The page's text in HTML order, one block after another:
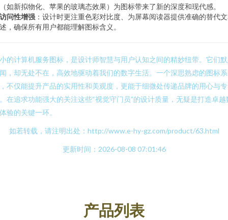
如新拟物化、苹果的玻璃态效果）为图标带来了新的深度和现代感。
问性增强 ：设计时更注重色彩对比度、为屏幕阅读器提供准确的替代
，确保所有用户都能理解图标含义。
的计算机服务图标，是设计师智慧与用户认知之间的精妙纽带。它们
，却无处不在，高效地驱动着我们的数字生活。一个深思熟虑的图标系
不仅能提升产品的实用性和美观度，更能于细微处传递品牌的用心与专
在追求功能强大的关注这些“视觉守门员”的设计质量，无疑是打造卓越
验的关键一环。
如若转载，请注明出处：http://www.e-hy-gz.com/product/63.html
更新时间：2026-08-08 07:01:46
产品列表